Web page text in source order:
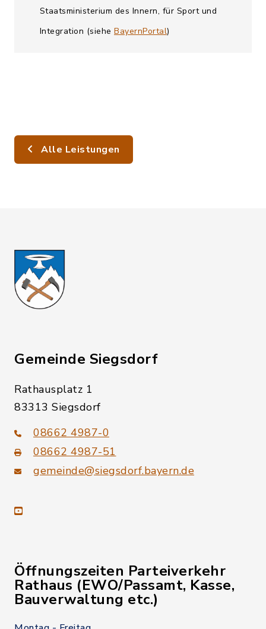
Staatsministerium des Innern, für Sport und
Integration (siehe BayernPortal)
Alle Leistungen
Gemeinde Siegsdorf
Rathausplatz 1
83313 Siegsdorf
08662 4987-0
08662 4987-51
gemeinde@siegsdorf.bayern.de
youtube
Öffnungszeiten Parteiverkehr
Rathaus (EWO/Passamt, Kasse,
Bauverwaltung etc.)